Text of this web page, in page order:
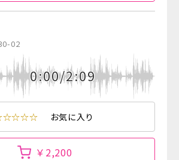
02
0:00/2:09
お気に入り
￥2,200